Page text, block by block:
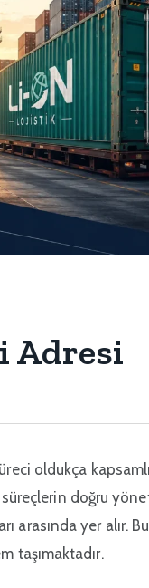
Adresi
oldukça
doğru
arasında yer alır.
taşımaktadır.